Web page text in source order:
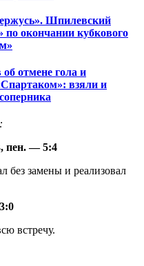
Шпилевский
по окончании кубкового
отмене гола и
взяли и
пен. — 5:4
без замены и реализовал
встречу.